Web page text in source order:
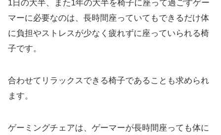
極厚のPUレザーで高級感と耐久性を担保
パンチングで蒸れにくくする配慮
長期間使用での耐久性は？
1日の大半、また1年の大半を椅子に座って過ごすゲー
マーに必要なのは、長時間座っていてもできるだけ体
に負担やストレスが少なく疲れずに座っていられる椅
子です。
合わせてリラックスできる椅子であることも求められ
ます。
ゲーミングチェアは、ゲーマーが長時間座っても体に